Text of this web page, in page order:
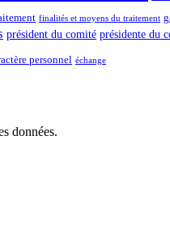
finalités et moyens du traitement
président du comité présidente du
personnel échange
données.